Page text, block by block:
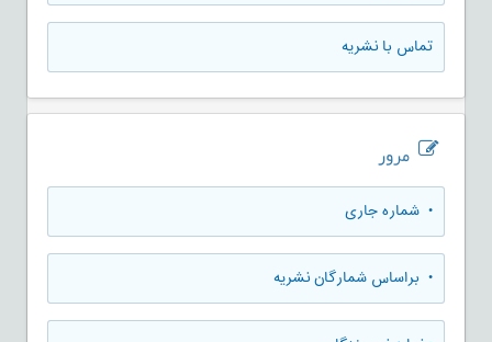
تماس با نشریه
مرور
• شماره جاری
• براساس شمارگان نشریه